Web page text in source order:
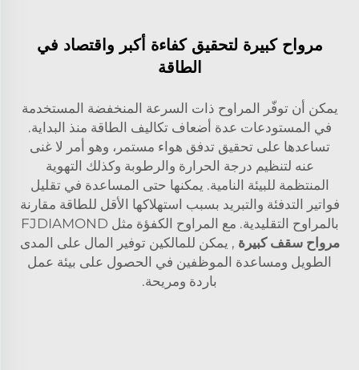
مرواح كبيرة لتحقيق كفاءة أكبر واقتصاد في
الطاقة
يمكن أن توفّر المراوح ذات السرعة المنخفضة المستخدمة
في المستودعات عدة أضعاف تكاليف الطاقة منذ البداية.
تساعدها على تحقيق تدفق هواء مستمر، وهو أمر لا غنى
عنه لتنظيم درجة الحرارة والرطوبة وكذلك التهوية
المنتظمة للبيئة النامية. يمكنها حتى المساعدة في تقليل
فواتير التدفئة والتبريد بسبب استهلاكها الأقل للطاقة مقارنة
بالمراوح التقليدية. مع المراوح الكفؤة مثل FJDIAMOND
مرواح سقف كبيرة , يمكن للمالكين توفير المال على المدى
الطويل ومساعدة الموظفين في الحصول على بيئة عمل
باردة ومريحة.